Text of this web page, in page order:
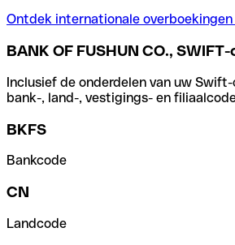
Ontdek internationale
BANK OF FUSHUN CO.,
Inclusief de onderdelen van uw
bank-, land-, vestigings- en
BKFS
Bankcode
CN
Landcode